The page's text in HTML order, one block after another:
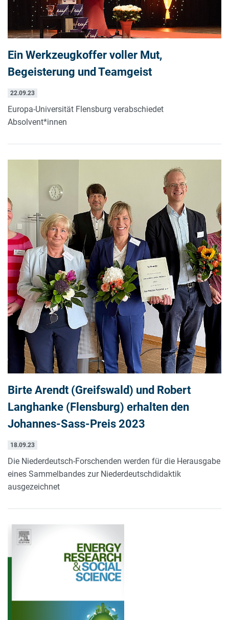
Ein Werkzeugkoffer voller Mut,
Begeisterung und Teamgeist
22.09.23
Europa-Universität Flensburg verabschiedet
Absolvent*innen
Birte Arendt (Greifswald) und Robert
Langhanke (Flensburg) erhalten den
Johannes-Sass-Preis 2023
18.09.23
Die Niederdeutsch-Forschenden werden für die Herausgabe
eines Sammelbandes zur Niederdeutschdidaktik
ausgezeichnet